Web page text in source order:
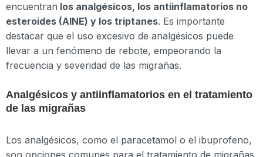
encuentran los analgésicos, los antiinflamatorios no
esteroides (AINE) y los triptanes. Es importante
destacar que el uso excesivo de analgésicos puede
llevar a un fenómeno de rebote, empeorando la
frecuencia y severidad de las migrañas.
Analgésicos y antiinflamatorios en el tratamiento
de las migrañas
Los analgésicos, como el paracetamol o el ibuprofeno,
son opciones comunes para el tratamiento de migrañas